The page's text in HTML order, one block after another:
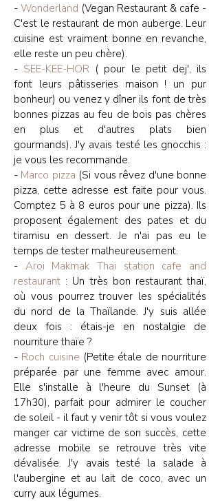
- Wonderland (Vegan Restaurant & cafe -
C'est le restaurant de mon auberge. Leur
cuisine est vraiment bonne en revanche,
elle reste un peu chère).
- SEE-KEE-HOR ( pour le petit dej', ils
font leurs pâtisseries maison ! un pur
bonheur) ou venez y dîner ils font de très
bonnes pizzas au feu de bois pas chères
en plus et d'autres plats bien
gourmands). J'y avais testé les gnocchis :
je vous les recommande.
- Marco pizza (Si vous rêvez d'une bonne
pizza, cette adresse est faite pour vous.
Comptez 5 à 8 euros pour une pizza). Ils
proposent également des pates et du
tiramisu en dessert. Je n'ai pas eu le
temps de tester malheureusement.
- Aroi Makmak Thai station cafe and
restaurant : Un très bon restaurant thaï,
où vous pourrez trouver les spécialités
du nord de la Thaïlande. J'y suis allée
deux fois : étais-je en nostalgie de
nourriture thaïe ?
- Roch cuisine (Petite étale de nourriture
préparée par une femme avec amour.
Elle s'installe à l'heure du Sunset (à
17h30), parfait pour admirer le coucher
de soleil - il faut y venir tôt si vous voulez
manger car victime de son succès, cette
adresse mobile se retrouve très vite
dévalisée. J'y avais testé la salade à
l'aubergine et au lait de coco, avec un
curry aux légumes.